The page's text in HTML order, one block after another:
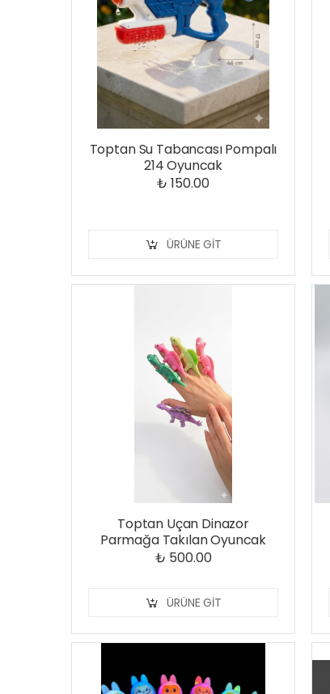
Toptan Su Tabancası Pompalı
214 Oyuncak
₺ 150.00
ÜRÜNE GIT
Toptan Uçan Dinazor
Parmağa Takılan Oyuncak
₺ 500.00
ÜRÜNE GIT